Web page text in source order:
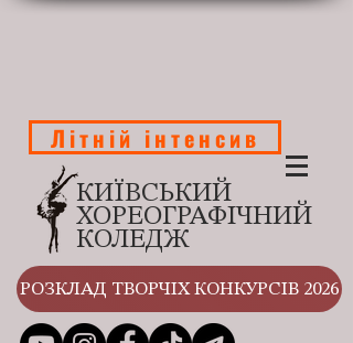
КИЇВСЬКИЙ
ХОРЕОГРАФІЧНИЙ
КОЛЕДЖ
Літній інтенсив
РОЗКЛАД ТВОРЧІХ КОНКУРСІВ 2026